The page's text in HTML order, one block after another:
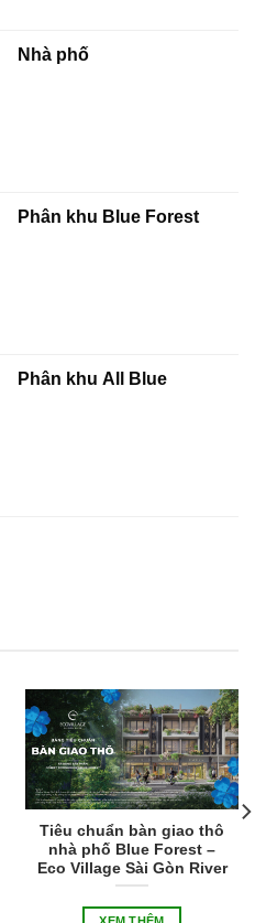
Nhà phố
Phân khu Blue Forest
Phân khu All Blue
Tiêu chuẩn bàn giao thô
nhà phố Blue Forest –
Eco Village Sài Gòn River